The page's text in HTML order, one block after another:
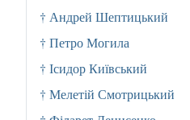
† Андрей Шептицький
† Петро Могила
† Ісидор Київський
† Мелетій Смотрицький